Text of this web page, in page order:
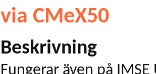
via CMeX50
Beskrivning
Fungerar även på IMSE